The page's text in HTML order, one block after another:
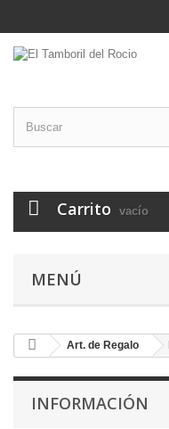
Carrito vacío
MENÚ
Art. de Regalo
INFORMACIÓN